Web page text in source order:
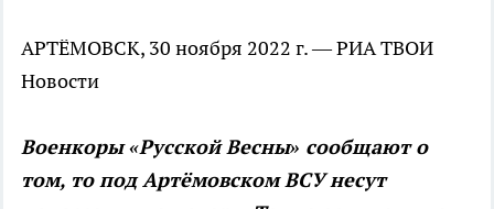
АРТЁМОВСК, 30 ноября 2022 г. — РИА ТВОИ
Новости
Военкоры «Русской Весны» сообщают о
том, то под Артёмовском ВСУ несут